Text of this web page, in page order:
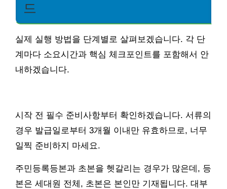
드
실제 실행 방법을 단계별로 살펴보겠습니다. 각 단
계마다 소요시간과 핵심 체크포인트를 포함해서 안
내하겠습니다.
시작 전 필수 준비사항부터 확인하겠습니다. 서류의
경우 발급일로부터 3개월 이내만 유효하므로, 너무
일찍 준비하지 마세요.
주민등록등본과 초본을 헷갈리는 경우가 많은데, 등
본은 세대원 전체, 초본은 본인만 기재됩니다. 대부